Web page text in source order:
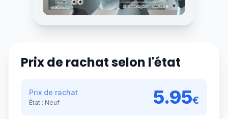
Prix de rachat selon l'état
Prix de rachat
État : Neuf 5.95€